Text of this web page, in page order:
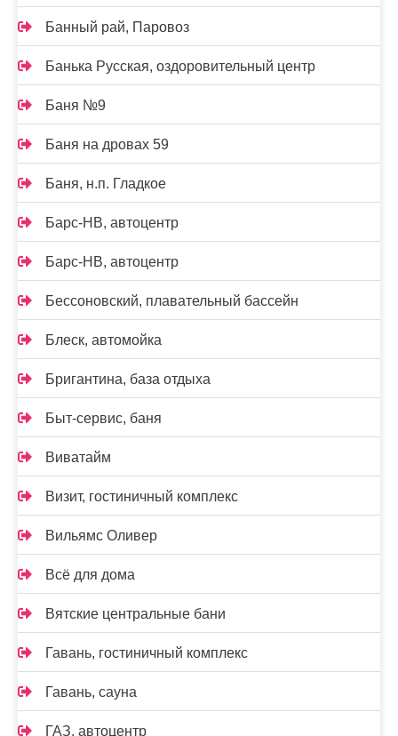
Банный рай, Паровоз
Банька Русская, оздоровительный центр
Баня №9
Баня на дровах 59
Баня, н.п. Гладкое
Барс-НВ, автоцентр
Барс-НВ, автоцентр
Бессоновский, плавательный бассейн
Блеск, автомойка
Бригантина, база отдыха
Быт-сервис, баня
Виватайм
Визит, гостиничный комплекс
Вильямс Оливер
Всё для дома
Вятские центральные бани
Гавань, гостиничный комплекс
Гавань, сауна
ГАЗ, автоцентр